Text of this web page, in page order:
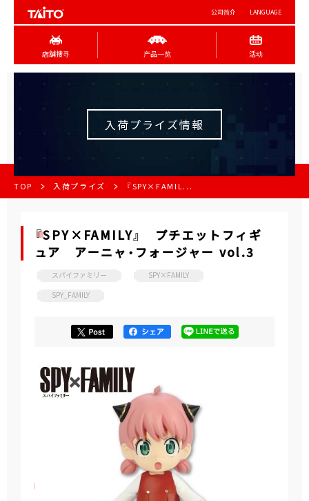
公司简介 LANGUAGE
店舖搜寻 产品一览 活动
入荷プライズ情報
TOP 入荷プライズ 『SPY×FAMIL...
『SPY×FAMILY』 プチエットフィギ
ュア アーニャ・フォージャー vol.3
スパイファミリー
SPY×FAMILY
SPY_FAMILY